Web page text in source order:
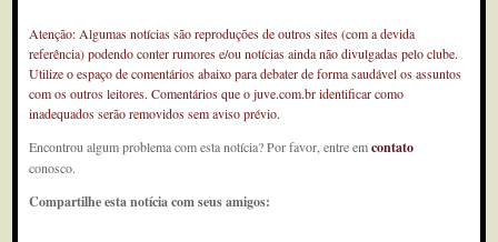
Atenção: Algumas notícias são reproduções de outros sites (com a devida
referência) podendo conter rumores e/ou notícias ainda não divulgadas pelo clube.
Utilize o espaço de comentários abaixo para debater de forma saudável os assuntos
com os outros leitores. Comentários que o juve.com.br identificar como
inadequados serão removidos sem aviso prévio.
Encontrou algum problema com esta notícia? Por favor, entre emcontato
conosco.
Compartilhe esta notícia com seus amigos: